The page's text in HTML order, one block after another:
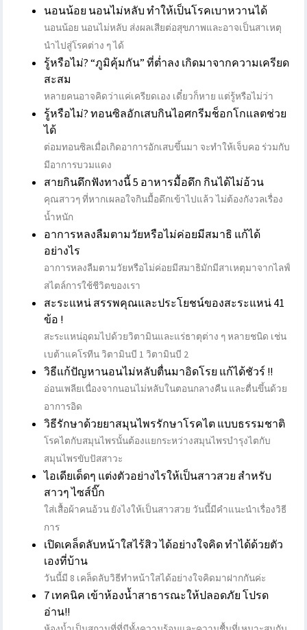
นอนน้อย นอนไม่หลับ ทำให้เป็นโรคเบาหวานได้
นอนน้อย นอนไม่หลับ ส่งผลเสียต่อสุขภาพและอาจเป็นสาเหตุ
นำไปสู่โรคต่าง ๆ ได้
รู้หรือไม่? “ภูมิคุ้มกัน” ที่ต่ำลง เกิดมาจากความเครียด
สะสม
หลายคนอาจคิดว่าแค่เครียดเอง เดี๋ยวก็หาย แต่รู้หรือไม่ว่า
รู้หรือไม่? ทอนซิลอักเสบกินไอศกรีมช็อกโกแลตช่วย
ได้
ต่อมทอนซิลเมื่อเกิดอาการอักเสบขึ้นมา จะทำให้เจ็บคอ ร่วมกับ
มีอาการบวมแดง
สายกินดึกฟังทางนี้ 5 อาหารมื้อดึก กินได้ไม่อ้วน
คุณสาวๆ ที่หากเผลอใจกินมื้อดึกเข้าไปแล้ว ไม่ต้องกังวลเรื่อง
น้ำหนัก
อาการหลงลืมตามวัยหรือไม่ค่อยมีสมาธิ แก้ได้
อย่างไร
อาการหลงลืมตามวัยหรือไม่ค่อยมีสมาธิมักมีสาเหตุมาจากไลฟ์
สไตล์การใช้ชีวิตของเรา
สะระแหน่ สรรพคุณและประโยชน์ของสะระแหน่ 41
ข้อ !
สะระแหน่อุดมไปด้วยวิตามินและแร่ธาตุต่าง ๆ หลายชนิด เช่น
เบต้าแคโรทีน วิตามินบี 1 วิตามินบี 2
วิธีแก้ปัญหานอนไม่หลับตื่นมาอิดโรย แก้ได้ชัวร์ !!
อ่อนเพลียเนื่องจากนอนไม่หลับในตอนกลางคืน และตื่นขึ้นด้วย
อาการอิด
วิธีรักษาด้วยยาสมุนไพรรักษาโรคไต แบบธรรมชาติ
โรคไตกับสมุนไพรนั้นต้องแยกระหว่างสมุนไพรบำรุงไตกับ
สมุนไพรขับปัสสาวะ
ไอเดียเด็ดๆ แต่งตัวอย่างไรให้เป็นสาวสวย สำหรับ
สาวๆ ไซส์บิ๊ก
ใส่เสื้อผ้าคนอ้วน ยังไงให้เป็นสาวสวย วันนี้มีคำแนะนำเรื่องวิธี
การ
เปิดเคล็ดลับหน้าใสไร้สิว ได้อย่างใจคิด ทำได้ด้วยตัว
เองที่บ้าน
วันนี้มี 8 เคล็ดลับวิธีทำหน้าใสได้อย่างใจคิดมาฝากกันค่ะ
7 เทคนิค เข้าห้องน้ำสาธารณะให้ปลอดภัย โปรด
อ่าน!!